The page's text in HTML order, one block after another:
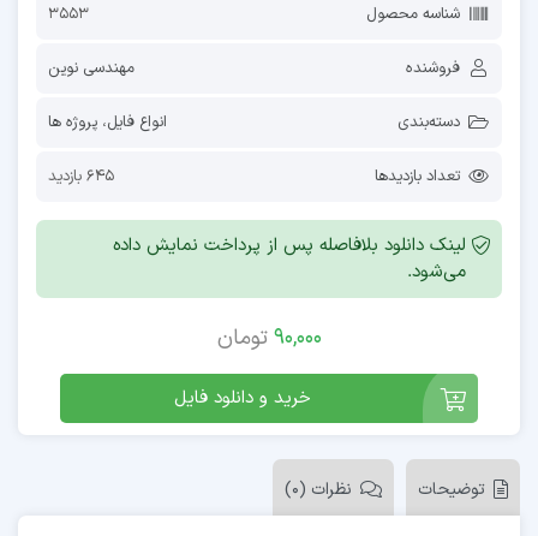
شناسه محصول 3553
فروشنده مهندسی نوین
دسته‌بندی انواع فایل، پروژه ها
تعداد بازدیدها 645 بازدید
لینک دانلود بلافاصله پس از پرداخت نمایش داده
می‌شود.
90,000 تومان
خرید و دانلود فایل
توضیحات نظرات (0)